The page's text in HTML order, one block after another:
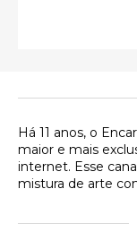
DVD MIDINHO
Francierton
futuras
Há 11 anos, o
maior e mais
internet. Esse
mistura de arte